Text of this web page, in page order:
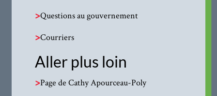
>Questions au gouvernement
>Courriers
Aller plus loin
>Page de Cathy Apourceau-Poly